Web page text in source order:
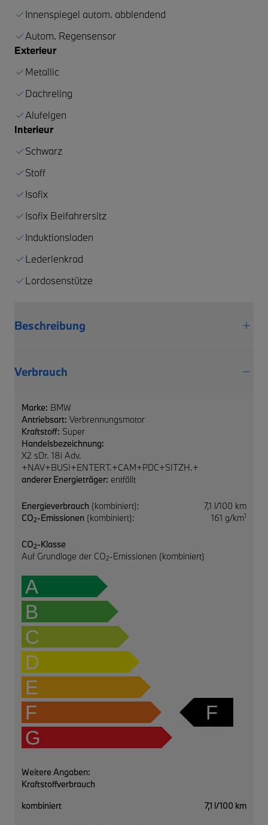
Innenspiegel autom. abblendend
Autom. Regensensor
Exterieur
Metallic
Dachreling
Alufelgen
Interieur
Schwarz
Stoff
Isofix
Isofix Beifahrersitz
Induktionsladen
Lederlenkrad
Lordosenstütze
Beschreibung
Verbrauch
Marke: BMW
Antriebsart: Verbrennungsmotor
Kraftstoff: Super
Handelsbezeichnung:
X2 sDr. 18i Adv.
+NAV+BUSI+ENTERT.+CAM+PDC+SITZH.+
anderer Energieträger: entfällt
Energieverbrauch (kombiniert):
7,1 l/100 km
CO2-Emissionen (kombiniert): 161 g/km1
CO2-Klasse
Auf Grundlage der CO2-Emissionen (kombiniert)
A
B
C
D
E
F
G
F
Weitere Angaben:
Kraftstoffverbrauch
kombiniert
7,1 l/100 km